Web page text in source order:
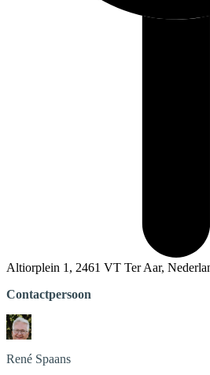
Altiorplein 1, 2461 VT Ter Aar,
Contactpersoon
René Spaans